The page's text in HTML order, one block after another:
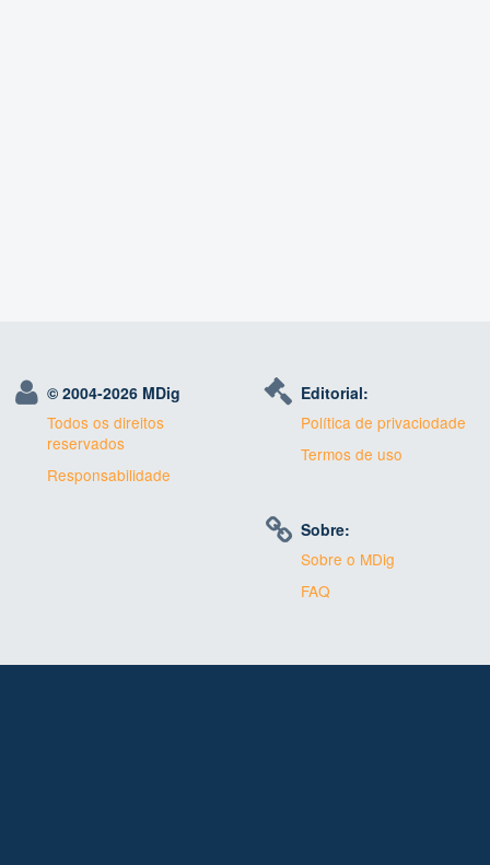
© 2004-2026 MDig
Todos os direitos
reservados
Responsabilidade
Editorial:
Política de privaciodade
Termos de uso
Sobre:
Sobre o MDig
FAQ